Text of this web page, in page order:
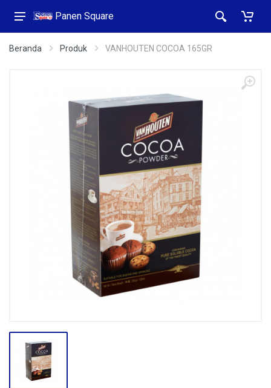
Panen Square
Beranda Produk VANHOUTEN COCOA 165GR